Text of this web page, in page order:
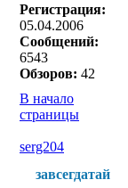
Регистрация:
05.04.2006
Сообщений:
6543
Обзоров: 42
В начало
страницы
serg204
завсегдатай